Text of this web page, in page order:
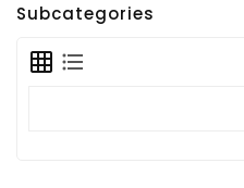
Subcategories